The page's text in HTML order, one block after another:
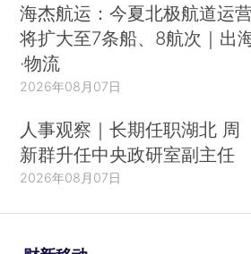
海杰航运：今夏北极航道运营
将扩大至7条船、8航次｜出
·物流
2026年08月07日
人事观察｜长期任职湖北 周
新群升任中央政研室副主任
2026年08月07日